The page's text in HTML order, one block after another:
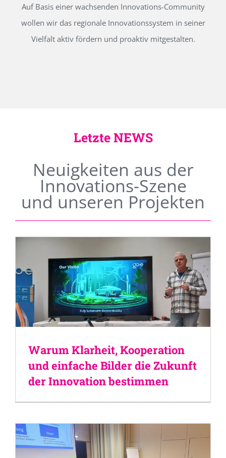
Auf Basis einer wachsenden Innovations-Community
wollen wir das regionale Innovationssystem in seiner
Vielfalt aktiv fördern und proaktiv mitgestalten.
Letzte NEWS
Neuigkeiten aus der
Innovations-Szene
und unseren Projekten
Warum Klarheit, Kooperation
und einfache Bilder die Zukunft
der Innovation bestimmen